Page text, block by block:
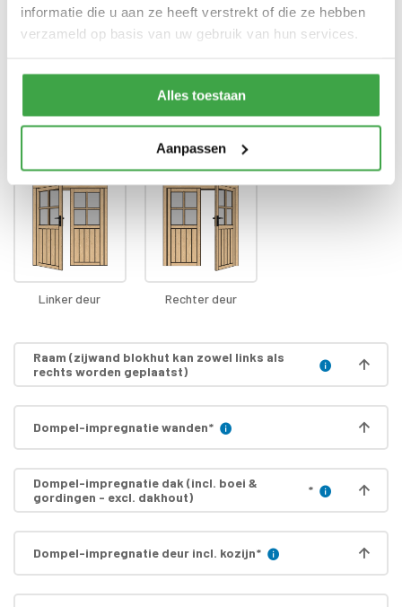
informatie die u aan ze heeft verstrekt of die ze hebben
verzameld op basis van uw gebruik van hun services.
Alles toestaan
Aanpassen
Bevestigingsmaterialen
zijn inbegrepen
Linker deur Rechter deur
Raam (zijwand blokhut kan zowel links als
rechts worden geplaatst)
Dompel-impregnatie wanden*
Dompel-impregnatie dak (incl. boei &
gordingen - excl. dakhout)
*
Dompel-impregnatie deur incl. kozijn*